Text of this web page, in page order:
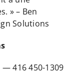
» – Ben
Solutions
416 450-1309